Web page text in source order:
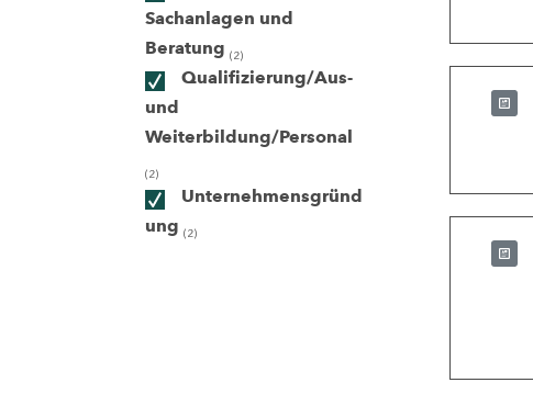
Sachanlagen und
Beratung (2)
Qualifizierung/Aus-
und
Weiterbildung/Personal
(2)
Unternehmensgründ
ung (2)